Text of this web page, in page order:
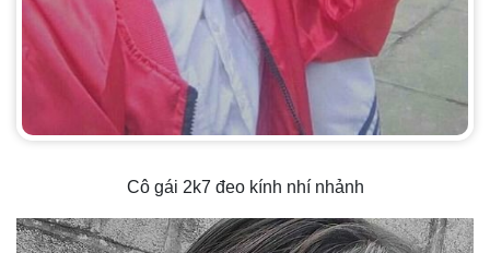
Cô gái 2k7 đeo kính nhí nhảnh